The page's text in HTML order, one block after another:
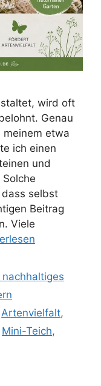
wird oft
Genau
meinem etwa
ich einen
und
selbst
Beitrag
Viele
Artenvielfalt,
Mini-Teich,